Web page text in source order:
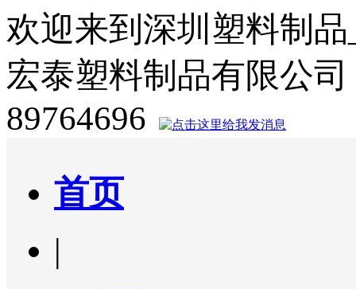
欢迎来到深圳塑料制
宏泰塑料制品有限公司
89764696
首页
|